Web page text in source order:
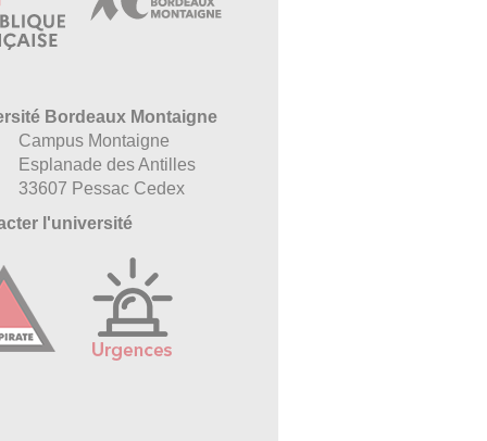
Bordeaux Montaigne
Campus Montaigne
Esplanade des Antilles
33607 Pessac Cedex
l'université